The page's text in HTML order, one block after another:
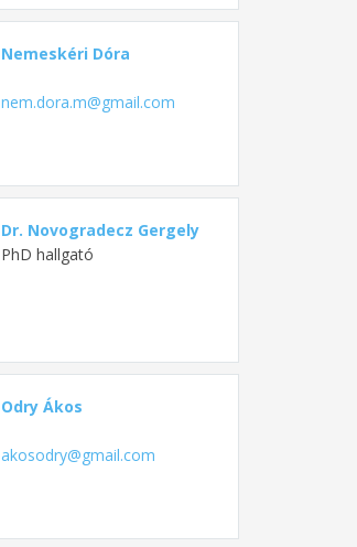
Nemeskéri Dóra
nem.dora.m@gmail.com
Dr. Novogradecz Gergely
PhD hallgató
Odry Ákos
akosodry@gmail.com